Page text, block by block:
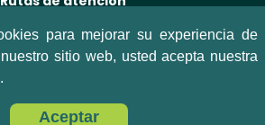
para mejorar su experiencia de
sitio web, usted acepta nuestra
Aceptar